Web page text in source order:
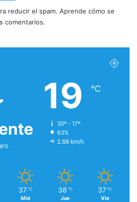
reducir el spam. Aprende cómo se
comentarios.
19 ℃
30º - 17º
63%
2.68 km/h
37 ℃
Mié
38 ℃
Jue
37 ℃
Vie